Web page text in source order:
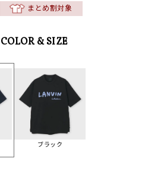
まとめ割対象
COLOR & SIZE
ブラック